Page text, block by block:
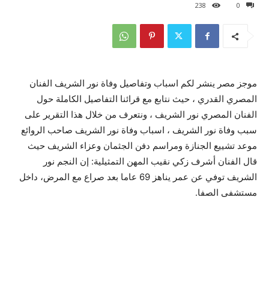
0
238
موجز مصر ينشر لكم اسباب وتفاصيل وفاة نور الشريف الفنان
المصري القدري ، حيث نتابع مع قرائنا التفاصيل الكاملة حول
الفنان المصري نور الشريف ، ونتعرف من خلال هذا التقرير على
سبب وفاة نور الشريف ، اسباب وفاة نور الشريف صاحب الروائع
موعد تشييع الجنازة ومراسم دفن الجثمان وعزاء الشريف حيث
قال الفنان أشرف زكي نقيب المهن التمثيلية: إن النجم نور
الشريف توفي عن عمر يناهز 69 عاما بعد صراع مع المرض، داخل
مستشفى الصفا.